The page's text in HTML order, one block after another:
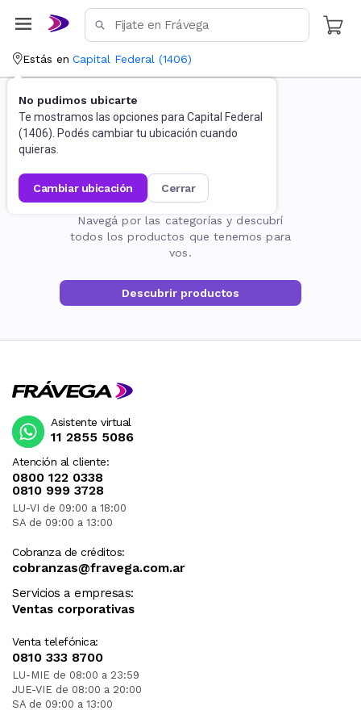
Estás en Capital Federal (1406)
No pudimos ubicarte
Te mostramos las opciones para Capital Federal
(1406). Podés cambiar tu ubicación cuando
quieras.
cambiar ubicación cerrar
La página no existe
Navegá por las categorías y descubrí
todos los productos que tenemos para
vos.
Descubrir productos
Atención al cliente:
0800 122 0338
0810 999 3728
LU-VI de 09:00 a 18:00
SA de 09:00 a 13:00
Cobranza de créditos:
cobranzas@fravega.com.ar
Servicios a empresas:
Ventas corporativas
Venta telefónica:
0810 333 8700
LU-MIE de 08:00 a 23:59
JUE-VIE de 08:00 a 20:00
SA de 09:00 a 13:00
Asistente virtual
11 2855 5086